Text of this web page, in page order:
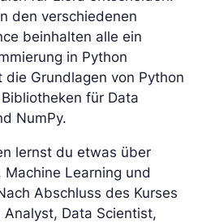
den verschiedenen
beinhalten alle ein
in Python
Grundlagen von Python
für Data
NumPy.
lernst du etwas über
Learning und
Abschluss des Kurses
Data Scientist,